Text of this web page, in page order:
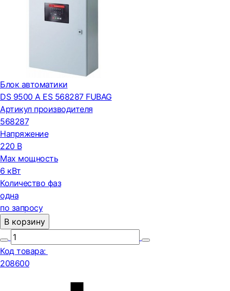
Блок автоматики
DS 9500 A ES 568287 FUBAG
Артикул производителя
568287
Напряжение
220 В
Max мощность
6 кВт
Количество фаз
одна
по запросу
В корзину
Код товара:
208600